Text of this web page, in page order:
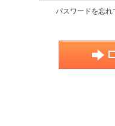
パスワードを忘れ